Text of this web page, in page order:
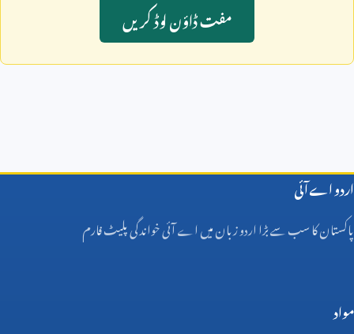
مفت ڈاؤن لوڈ کريں
اردو اے آئی
پاکستان کا سب سے بڑا اردو زبان میں اے آئی خواندگی پلیٹ فارم
مواد